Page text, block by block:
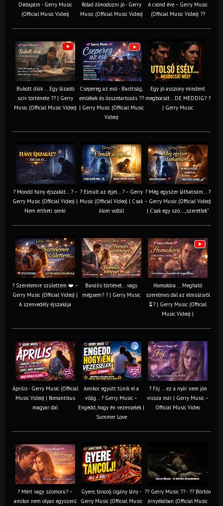
Dédapám - Gerry Music
(Official Music Video)
Rólad álmodozni jó - Gerry
Music (Official Music Video)
A csönd éve – Gerry Music
(Official Music Video) ??
Bukott diák ... Egy lázadó
szív története ?? | Gerry
Music (Official Music Video)
Csepereg az eső - Barátság,
emlékek és összetartozás ?️?
| Gerry Music (Official Music
Video)
Egy jó asszony mindent
megbocsát… DE MEDDIG? ?
| Gerry Music
? Mondd hány éjszakát… ? –
Gerry Music (Official Video) |
Nem értheti senki
? Elmúlt az éjjel… ? – Gerry
Music (Official Video) | Csak
álom voltál
? Még egyszer láthatnám… ?
– Gerry Music (Official Video)
| Csak egy szó… „szeretlek”
? Szerelemre születtem ❤️ –
Gerry Music (Official Video) |
A szenvedély éjszakája
Banális történet… vagy
mégsem? ? | Gerry Music
Homokóra ... Megható
szerelmes dal az elmúlásról
⏳? | Gerry Music (Official
Music Video) |
Április - Gerry Music (Official
Music Video) | Romantikus
magyar dal
Amikor együtt tűnik el a
világ... ? Gerry Music –
Engedd, hogy én vezesselek |
Summer Love
? Fáj … ez a nyár nem jön
vissza már | Gerry Music –
Official Music Video
? Mért vagy szomorú? –
amikor nem olyan egyszerű
Gyere, táncolj cigány lány -
Gerry Music (Official Music
?? Gerry Music ?? - ?? Börtön
árnyékában (Official Music